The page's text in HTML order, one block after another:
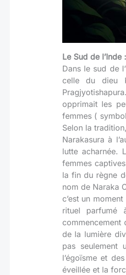
Le Sud de
Dans le sud de
celle du dieu
opprimait les
femmes (
Selon la
Narakasura à
lutte acharnée.
femmes
la fin du règne
nom de Naraka
c’est un
rituel parfumé
de la lumière
pas seulement
l’égoïsme et
éveillée et la